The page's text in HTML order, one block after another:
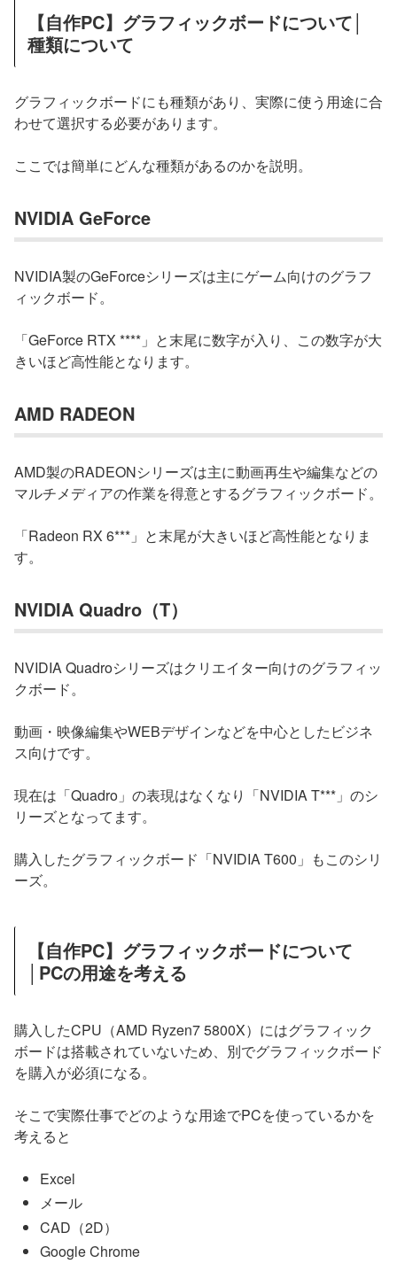
【自作PC】グラフィックボードについて│
種類について
グラフィックボードにも種類があり、実際に使う用途に合
わせて選択する必要があります。
ここでは簡単にどんな種類があるのかを説明。
NVIDIA GeForce
NVIDIA製のGeForceシリーズは主にゲーム向けのグラフ
ィックボード。
「GeForce RTX ****」と末尾に数字が入り、この数字が大
きいほど高性能となります。
AMD RADEON
AMD製のRADEONシリーズは主に動画再生や編集などの
マルチメディアの作業を得意とするグラフィックボード。
「Radeon RX 6***」と末尾が大きいほど高性能となりま
す。
NVIDIA Quadro（T）
NVIDIA Quadroシリーズはクリエイター向けのグラフィッ
クボード。
動画・映像編集やWEBデザインなどを中心としたビジネ
ス向けです。
現在は「Quadro」の表現はなくなり「NVIDIA T***」のシ
リーズとなってます。
購入したグラフィックボード「NVIDIA T600」もこのシリ
ーズ。
【自作PC】グラフィックボードについて
│PCの用途を考える
購入したCPU（AMD Ryzen7 5800X）にはグラフィック
ボードは搭載されていないため、別でグラフィックボード
を購入が必須になる。
そこで実際仕事でどのような用途でPCを使っているかを
考えると
Excel
メール
CAD（2D）
Google Chrome